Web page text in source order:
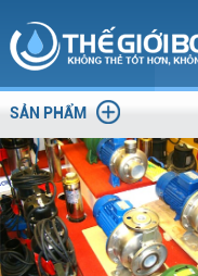
SẢN PHẨM